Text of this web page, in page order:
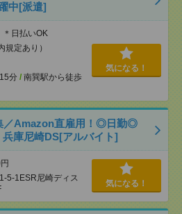
中[派遣]
日払いOK
規定あり）
分 / 南巽駅から徒歩
気になる！
／Amazon直雇用！◎日勤◎
庫尼崎DS[アルバイト]
5-1ESR尼崎ディス
気になる！